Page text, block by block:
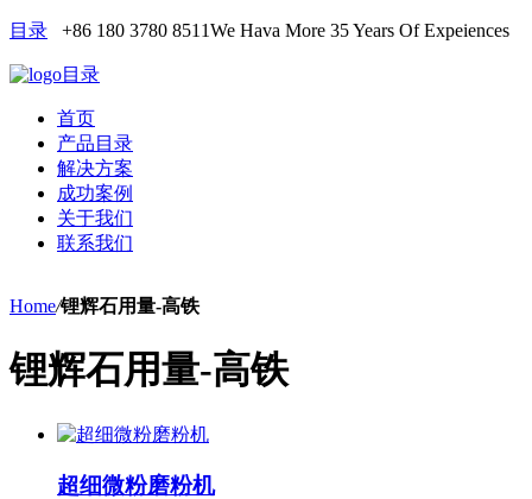
目录 +86 180 3780 8511We Hava More 35 Years Of Expeiences
目录
首页
产品目录
解决方案
成功案例
关于我们
联系我们
Home/锂辉石用量-高铁
锂辉石用量-高铁
超细微粉磨粉机